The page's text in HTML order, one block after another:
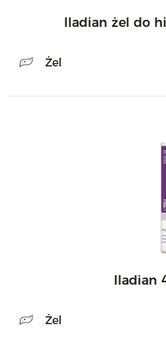
Iladian żel do
Żel
Iladian
Żel